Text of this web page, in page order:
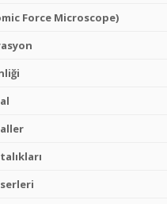
Force Microscope)